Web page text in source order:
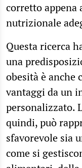
corretto appena
nutrizionale
Questa ricerca
una
obesità è anche
vantaggi da un
personalizzato.
quindi, può
sfavorevole sia
come si